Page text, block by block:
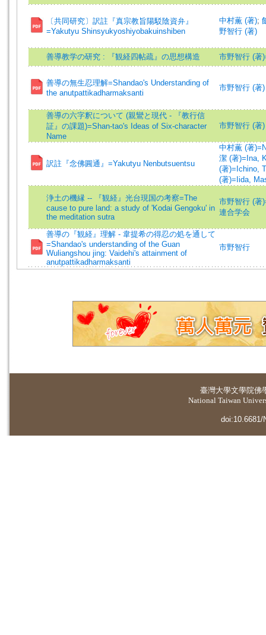
〔共同研究〕訳註『真宗教旨陽駁陰資弁』
=Yakutyu Shinsyukyoshiyobakuinshiben
中村薫 (著);
野智行 (著)
善導教学の研究 : 『観経四帖疏』の思想構造 市野智行 (著
善導の無生忍理解=Shandao's Understanding of
the anutpattikadharmaksanti
市野智行 (著)
善導の六字釈について (親鸞と現代 - 『教行信
証』の課題)=Shan-tao's Ideas of Six-character
Name
市野智行 (著)
訳註『念佛圓通』=Yakutyu Nenbutsuentsu
中村薫 (著
潔 (著)=Ina,
(著)=Ichino,
(著)=Iida,
浄土の機縁 -- 『観経』光台現国の考察=The
cause to pure land: a study of 'Kodai Gengoku' in
the meditation sutra
市野智行 (著
連合学会
善導の『観経』理解 - 韋提希の得忍の処を通して
=Shandao's understanding of the Guan
Wuliangshou jing: Vaidehi's attainment of
anutpattikadharmaksanti
市野智行
臺灣大學文學院佛
National Taiwan
doi:10.6681/